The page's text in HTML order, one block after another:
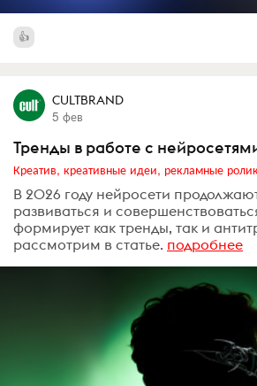
CULTBRAND
5 фев
Тренды в работе с
Креатив, креативные идеи, рекламные
В 2026 году нейросети
развиваться и
формирует как тренды, так и
рассмотрим в статье. подробнее